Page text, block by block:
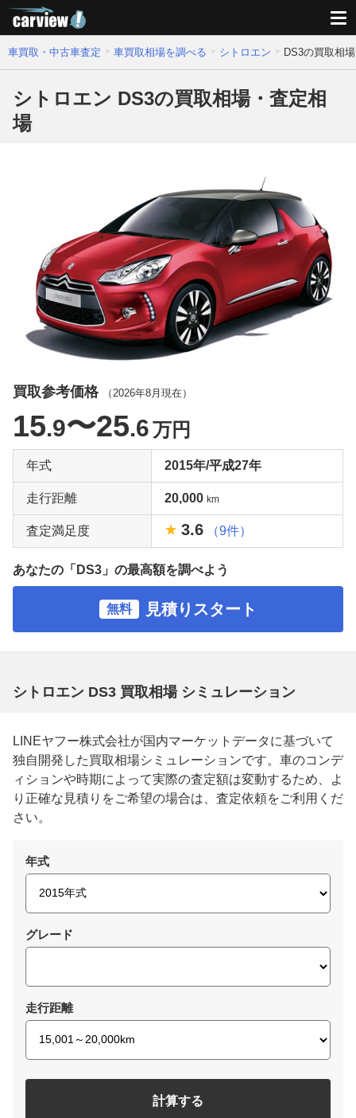
車買取・中古車査定 車買取相場を調べる シトロエン DS3の買取相
シトロエン DS3の買取相場・査定相
場
買取参考価格 （ 2026年8月 現在）
15.9〜25.6万円
年式 2015年/平成27年
走行距離 20,000 km
査定満足度 3.6 （9件）
あなたの「DS3」の最高額を調べよう
無料 見積りスタート
シトロエン DS3 買取相場 シミュレーション
LINEヤフー株式会社が国内マーケットデータに基づいて
独自開発した買取相場シミュレーションです。車のコンデ
ィションや時期によって実際の査定額は変動するため、よ
り正確な見積りをご希望の場合は、査定依頼をご利用くだ
さい。
年式
グレード
走行距離
計算する